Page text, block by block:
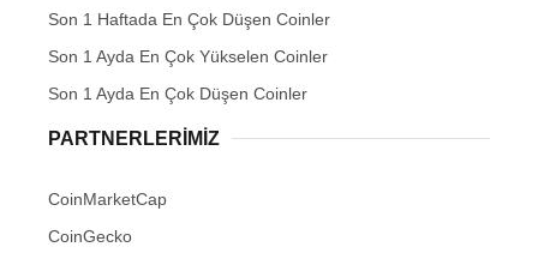
Son 1 Haftada En Çok Düşen Coinler
Son 1 Ayda En Çok Yükselen Coinler
Son 1 Ayda En Çok Düşen Coinler
PARTNERLERIMIZ
CoinMarketCap
CoinGecko